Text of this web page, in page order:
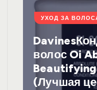
УХОД ЗА
волос Oi
(Лучшая